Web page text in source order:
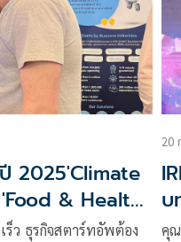
2025'Climate
& Health
ร็ว ธุรกิจสตาร์ทอัพต้อง
20
บ
จ
คุ